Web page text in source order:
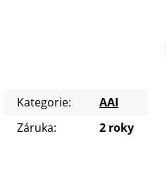
Kategorie:
AAI
Záruka: 2 roky